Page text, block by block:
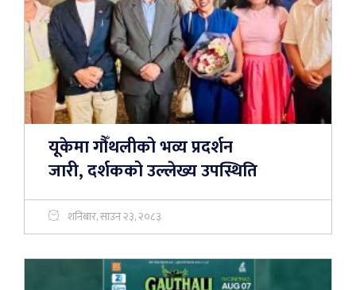
यूकेमा गौँथलीको भव्य प्रदर्शन
जारी, दर्शकको उल्लेख्य उपस्थिति
शनिबार, साउन २३, २०८३